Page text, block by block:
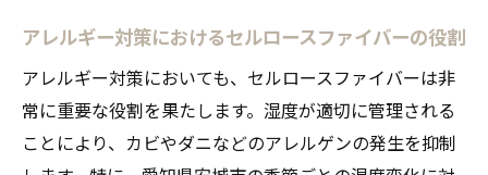
アレルギー対策におけるセルロースファイバーの役割
アレルギー対策においても、セルロースファイバーは非
常に重要な役割を果たします。湿度が適切に管理される
ことにより、カビやダニなどのアレルゲンの発生を抑制